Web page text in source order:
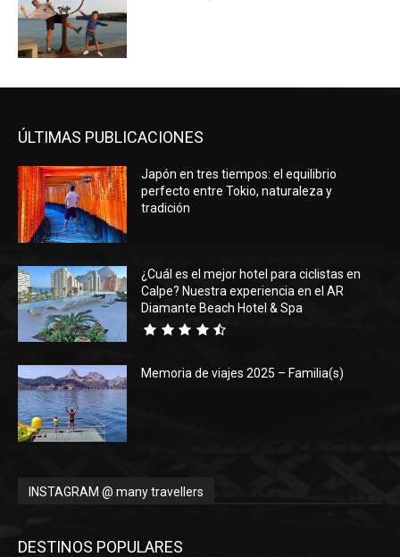
ÚLTIMAS PUBLICACIONES
Japón en tres tiempos: el equilibrio
perfecto entre Tokio, naturaleza y
tradición
¿Cuál es el mejor hotel para ciclistas en
Calpe? Nuestra experiencia en el AR
Diamante Beach Hotel & Spa
Memoria de viajes 2025 – Familia(s)
INSTAGRAM @ many travellers
DESTINOS POPULARES